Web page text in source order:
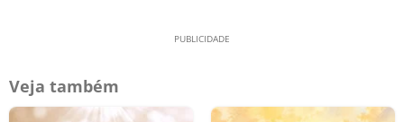
Veja também